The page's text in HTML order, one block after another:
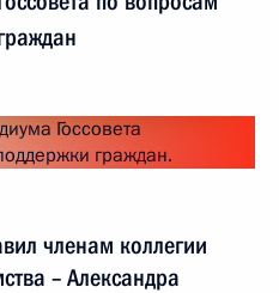
членам коллегии
– Александра